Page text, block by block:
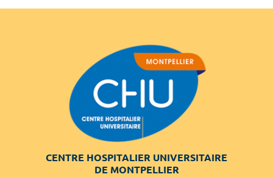
CENTRE HOSPITALIER UNIVERSITAIRE
DE MONTPELLIER